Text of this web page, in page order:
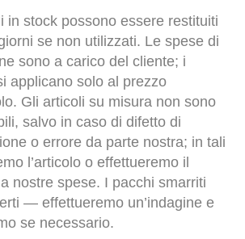
in stock possono essere restituiti
se non utilizzati. Le spese di
sono a carico del cliente; i
applicano solo al prezzo
Gli articoli su misura non sono
salvo in caso di difetto di
o errore da parte nostra; in tali
l’articolo o effettueremo il
nostre spese. I pacchi smarriti
— effettueremo un’indagine e
se necessario.